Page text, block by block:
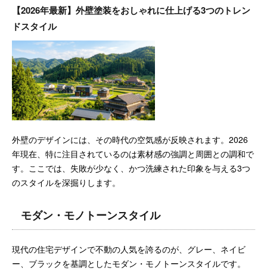
【2026年最新】外壁塗装をおしゃれに仕上げる3つのトレン
ドスタイル
外壁のデザインには、その時代の空気感が反映されます。2026
年現在、特に注目されているのは素材感の強調と周囲との調和で
す。ここでは、失敗が少なく、かつ洗練された印象を与える3つ
のスタイルを深掘りします。
モダン・モノトーンスタイル
現代の住宅デザインで不動の人気を誇るのが、グレー、ネイビ
ー、ブラックを基調としたモダン・モノトーンスタイルです。